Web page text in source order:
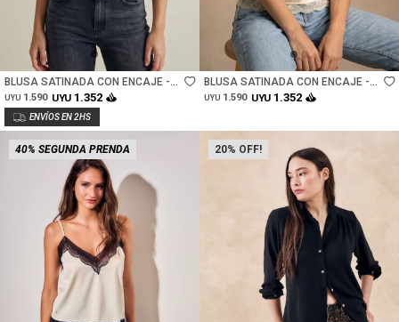
Talle
BLUSA SATINADA CON ENCAJE -
OLIVA
UYU 1.590 UYU 1.352
Talle
BLUSA SATINADA CON ENCAJE -
ARENA
UYU 1.590 UYU 1.352
40% SEGUNDA PRENDA 20